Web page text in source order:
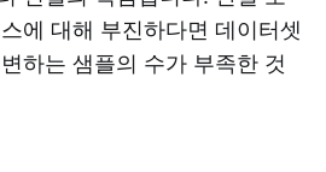
에 대해 부진하다면 데이터셋
하는 샘플의 수가 부족한 것